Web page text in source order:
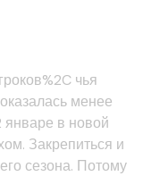
чья
менее
в новой
Закрепиться и
сезона. Потому